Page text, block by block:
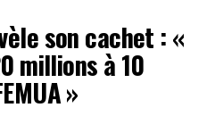
son cachet : «
millions à 10
»